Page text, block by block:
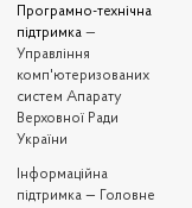
Програмно-технічна
підтримка —
Управління
комп'ютеризованих
систем Апарату
Верховної Ради
України
Iнформаційна
підтримка — Головне